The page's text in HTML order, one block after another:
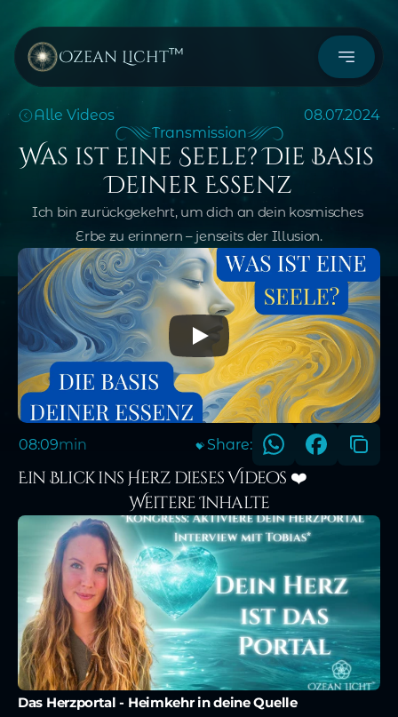
Ozean Licht™
Alle Videos
08.07.2024
Transmission
Was ist eine Seele? Die Basis
Deiner Essenz
Ich bin zurückgekehrt, um dich an dein kosmisches
Erbe zu erinnern – jenseits der Illusion.
08:09min 💝 Share:
Ein Blick ins Herz dieses Videos ❤️
Weitere Inhalte
Das Herzportal - Heimkehr in deine Quelle